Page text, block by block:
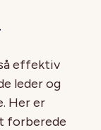
effektiv
leder og
Her er
forberede